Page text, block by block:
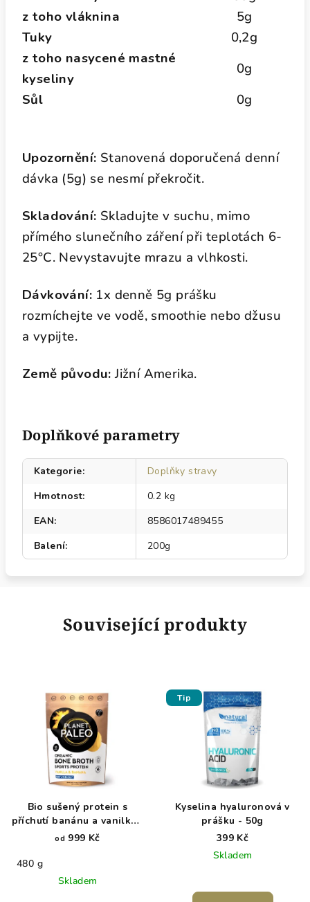
z toho vláknina
5g
Tuky
0,2g
z toho nasycené mastné
kyseliny
0g
Sůl
0g
Upozornění: Stanovená doporučená denní
dávka (5g) se nesmí překročit.
Skladování: Skladujte v suchu, mimo
přímého slunečního záření při teplotách 6-
25°C. Nevystavujte mrazu a vlhkosti.
Dávkování: 1x denně 5g prášku
rozmíchejte ve vodě, smoothie nebo džusu
a vypijte.
Země původu:Jižní Amerika.
Doplňkové parametry
Kategorie:
Doplňky stravy
Hmotnost:
0.2 kg
EAN:
8586017489455
Balení: 200g
Související produkty
Bio sušený protein s
příchutí banánu a vanilky -
Sports Protein
od 999 Kč
480 g
Skladem
Tip
Kyselina hyaluronová v
prášku - 50g
399 Kč
Skladem